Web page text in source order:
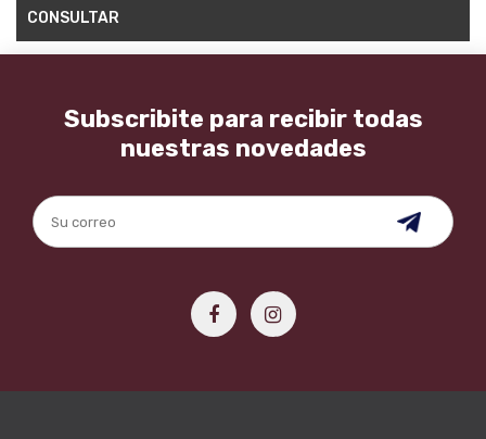
CONSULTAR
Subscribite para recibir todas
nuestras novedades